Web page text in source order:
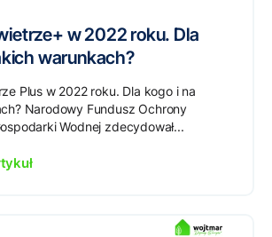
w 2022 roku. Dla
warunkach?
Plus w 2022 roku. Dla kogo i na
Narodowy Fundusz Ochrony
Wodnej zdecydował...